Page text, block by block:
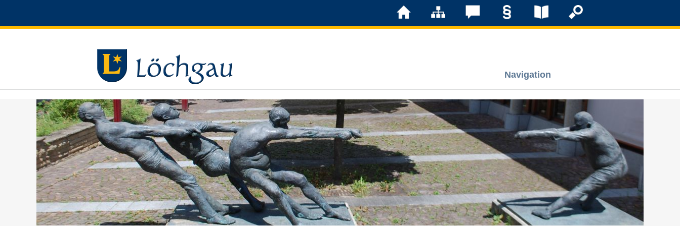
Navigation
Löchgau
Grußwort Bürgermeister
Kurzportrait
Löchgau früher
Zahlen & Fakten
Steuern